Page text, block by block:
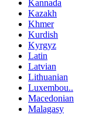
Kannada
Kazakh
Khmer
Kurdish
Kyrgyz
Latin
Latvian
Lithuanian
Luxembou..
Macedonian
Malagasy